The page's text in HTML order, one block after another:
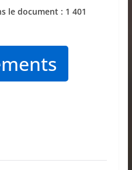
le document : 1 401